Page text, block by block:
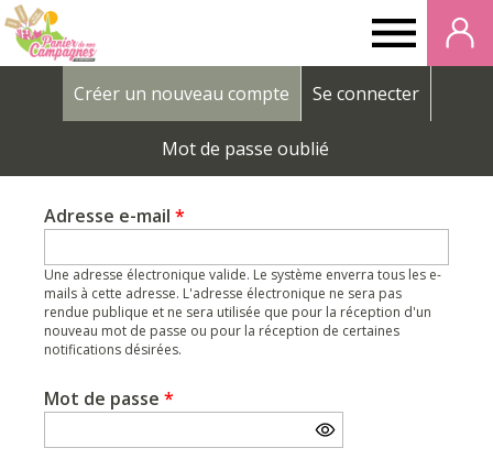
de
campagnes
Onglets
principaux
Créer un nouveau compte (onglet actif)
Se connecter
Mot de passe oublié
Adresse e-mail *
Une adresse électronique valide. Le système enverra tous les e-
mails à cette adresse. L'adresse électronique ne sera pas
rendue publique et ne sera utilisée que pour la réception d'un
nouveau mot de passe ou pour la réception de certaines
notifications désirées.
Mot de passe *